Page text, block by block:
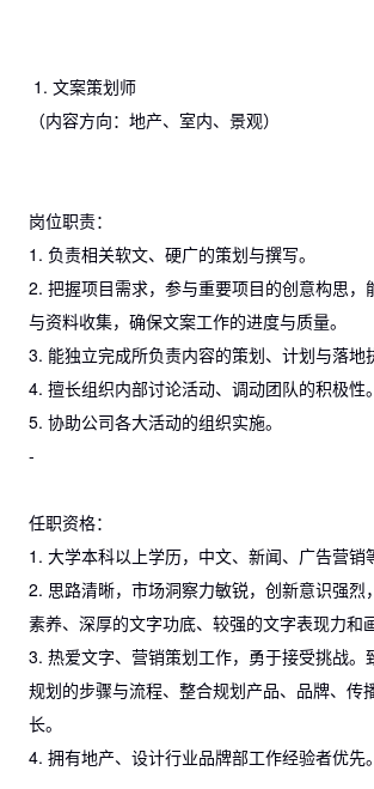
1. 文案策划师
（内容方向：地产、室内、景观）
岗位职责：
1. 负责相关软文、硬广的策划与撰写。
2. 把握项目需求，参与重要项目的创意构思，
与资料收集，确保文案工作的进度与质量。
3. 能独立完成所负责内容的策划、计划与落地
4. 擅长组织内部讨论活动、调动团队的积极性。
5. 协助公司各大活动的组织实施。
-
任职资格：
1. 大学本科以上学历，中文、新闻、广告营销
2. 思路清晰，市场洞察力敏锐，创新意识强烈
素养、深厚的文字功底、较强的文字表现力和
3. 热爱文字、营销策划工作，勇于接受挑战。
规划的步骤与流程、整合规划产品、品牌、传
长。
4. 拥有地产、设计行业品牌部工作经验者优先。